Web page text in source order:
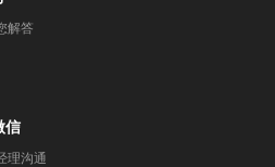
解答
信
理沟通